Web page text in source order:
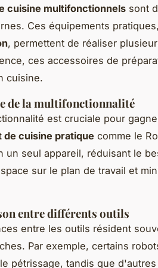
cuisine multifonctionnels sont
Ces équipements
, permettent de réaliser
ces accessoires de
cuisine.
de la multifonctionnalité
est cruciale pour
de cuisine pratique comme le
un seul appareil, réduisant le
sur le plan de travail et
entre différents outils
entre les outils résident
Par exemple, certains
pétrissage, tandis que